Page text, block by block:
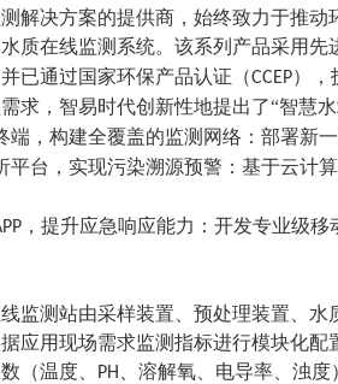
解决方案的提供商，始终致力于推
质在线监测系统。该系列产品采用先
已通过国家环保产品认证 （CCEP） ，
求，智易时代创新性地提出了“智慧
端，构建全覆盖的监测网络 ：部署新
平台，实现污染溯源预警 ：基于云计
，提升应急响应能力：开发专业级移
监测站由采样装置、预处理装置、
应用现场需求监测指标进行模块化配
（温度、 PH 、溶解氧、电导率、浊度